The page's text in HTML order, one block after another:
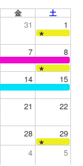
金 土
31 1
★
7 8
★
14 15
21 22
28 29
★
4 5